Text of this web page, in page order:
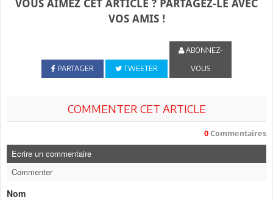
VOUS AIMEZ CET ARTICLE ? PARTAGEZ-LE AVEC
VOS AMIS !
PARTAGER TWEETER
ABONNEZ-
VOUS
COMMENTER CET ARTICLE
0 Commentaires
Ecrire un commentaire
Commenter
Nom